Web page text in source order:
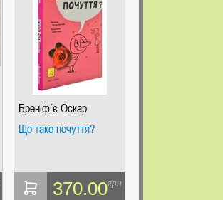
Бреніф´є Оскар
Що таке почуття?
370.00грн